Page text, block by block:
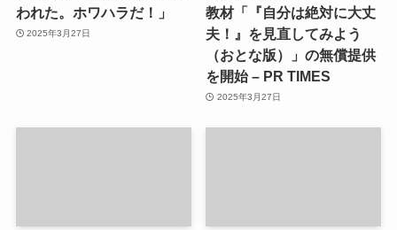
われた。ホワハラだ！」
2025年3月27日
教材「『自分は絶対に大丈
夫！』を見直してみよう
（おとな版）」の無償提供
を開始 – PR TIMES
2025年3月27日